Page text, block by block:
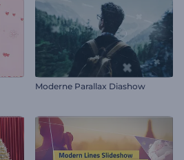
Moderne Parallax Diashow